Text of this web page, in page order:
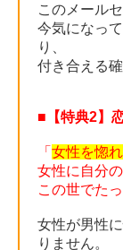
このメール
今気になっ
り、
付き合える
■【特典2】
「 女性を惚
女性に自分
この世でた
女性が男性
りません。